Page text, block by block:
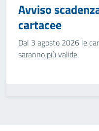
Avviso
cartacee
Dal 3 agosto 2026 le
saranno più valide